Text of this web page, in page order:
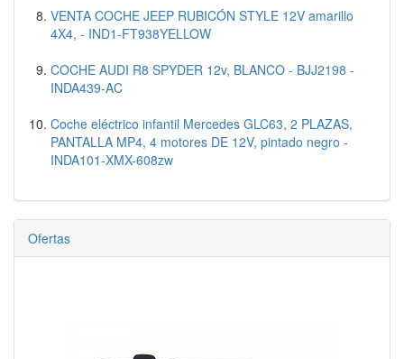
VENTA COCHE JEEP RUBICÓN STYLE 12V amarillo
4X4, - IND1-FT938YELLOW
COCHE AUDI R8 SPYDER 12v, BLANCO - BJJ2198 -
INDA439-AC
Coche eléctrico infantil Mercedes GLC63, 2 PLAZAS,
PANTALLA MP4, 4 motores DE 12V, pintado negro -
INDA101-XMX-608zw
Ofertas